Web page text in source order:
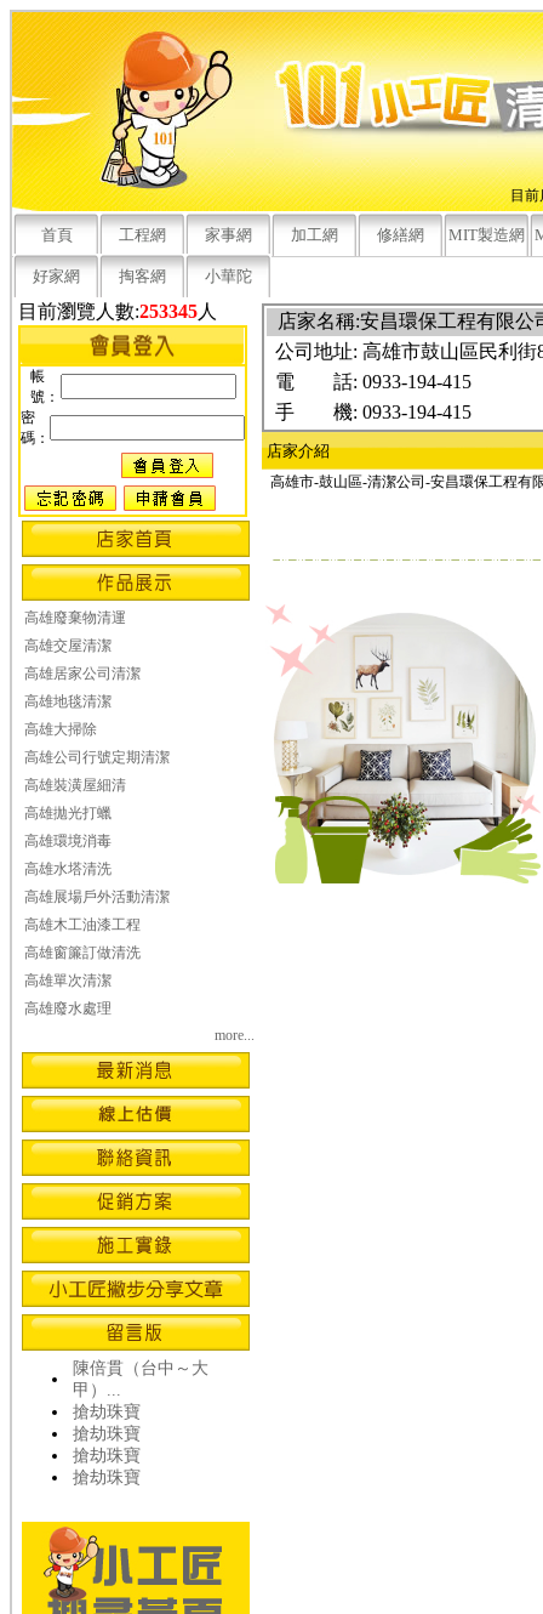
目前
首頁 工程網 家事網 加工網 修繕網 MIT製造網
好家網 掏客網 小華陀
目前瀏覽人數:253345人
帳
號：
密
碼：
高雄廢棄物清運
高雄交屋清潔
高雄居家公司清潔
高雄地毯清潔
高雄大掃除
高雄公司行號定期清潔
高雄裝潢屋細清
高雄拋光打蠟
高雄環境消毒
高雄水塔清洗
高雄展場戶外活動清潔
高雄木工油漆工程
高雄窗簾訂做清洗
高雄單次清潔
高雄廢水處理
more...
陳倍貫（台中～大
甲）...
搶劫珠寶
搶劫珠寶
搶劫珠寶
搶劫珠寶
店家名稱:安昌環保工程有
公司地址: 高雄市鼓山區民利街
電 話: 0933-194-415
手 機: 0933-194-415
店家介紹
高雄市-鼓山區-清潔公司-安昌環保工程有